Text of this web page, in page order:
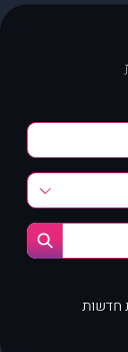
חדשות